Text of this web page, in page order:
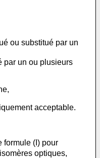
ou substitué par un
par un ou plusieurs
acceptable.
formule (I) pour
optiques,